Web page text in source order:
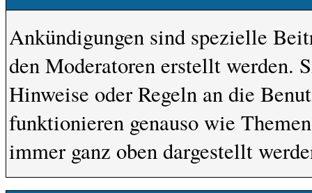
Ankündigungen sind spezielle
den Moderatoren erstellt werden.
Hinweise oder Regeln an die
funktionieren genauso wie
immer ganz oben dargestellt